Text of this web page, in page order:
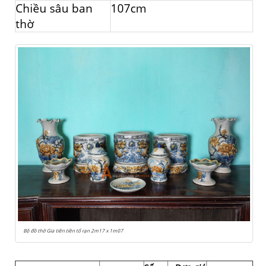
Chiều sâu ban
thờ
107cm
Bộ đồ thờ Gia tiên tiền tổ rạn 2m17 x 1m07